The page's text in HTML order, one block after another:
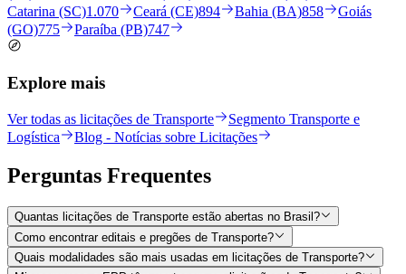
Catarina (SC)1.070 Ceará (CE)894 Bahia (BA)858
Goiás
(GO)775 Paraíba (PB)747
Explore mais
Ver todas as licitações de Transporte
Segmento Transporte e
Logística
Blog - Notícias sobre Licitações
Perguntas Frequentes
Quantas licitações de Transporte estão abertas no Brasil?
Como encontrar editais e pregões de Transporte?
Quais modalidades são mais usadas em licitações de Transporte?